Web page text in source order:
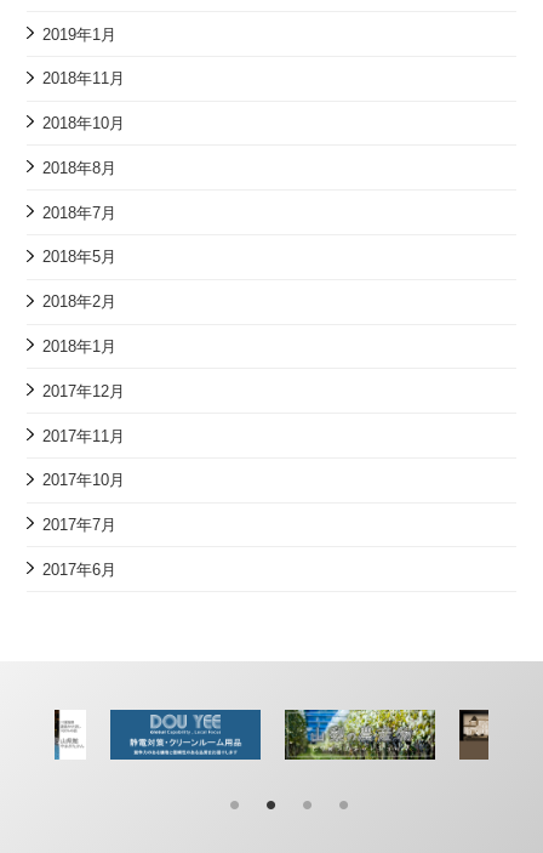
2019年1月
2018年11月
2018年10月
2018年8月
2018年7月
2018年5月
2018年2月
2018年1月
2017年12月
2017年11月
2017年10月
2017年7月
2017年6月